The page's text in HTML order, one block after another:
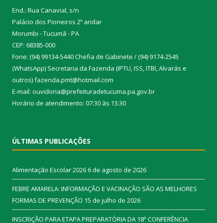
End.: Rua Canavial, s/n
Palácio dos Pioneiros 2º andar
Morumbi - Tucumã - PA
CEP: 68385-000
Fone: (94) 99134-5440 Chefia de Gabinete / (94) 9174-2545
(WhatsApp) Secretaria da Fazenda (IPTU, ISS, ITBI, Alvarás e
outros) fazenda.pmt@hotmail.com
E-mail: ouvidoria@prefeituradetucuma.pa.gov.br
Horário de atendimento: 07:30 às 13:30
ÚLTIMAS PUBLICAÇÕES
Alimentação Escolar 20266 de agosto de 2026
FEBRE AMARELA: INFORMAÇÃO E VACINAÇÃO SÃO AS MELHORES
FORMAS DE PREVENÇÃO 15 de julho de 2026
INSCRIÇÃO PARA ETAPA PREPARATÓRIA DA 18ª CONFERÊNCIA